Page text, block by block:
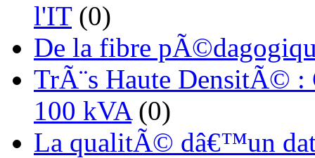
l'IT(0)
De la fibre
TrÃ¨s Haute DensitÃ© :
100 kVA(0)
La qualitÃ© dâ€™un